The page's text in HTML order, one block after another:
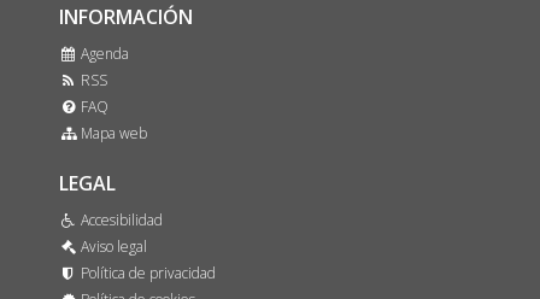
INFORMACIÓN
Agenda
RSS
FAQ
Mapa web
LEGAL
Accesibilidad
Aviso legal
Política de privacidad